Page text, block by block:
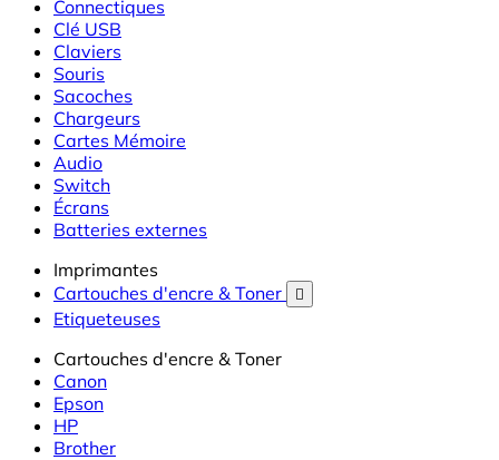
Connectiques
Clé USB
Claviers
Souris
Sacoches
Chargeurs
Cartes Mémoire
Audio
Switch
Écrans
Batteries externes
Imprimantes
Cartouches d'encre & Toner

Etiqueteuses
Cartouches d'encre & Toner
Canon
Epson
HP
Brother